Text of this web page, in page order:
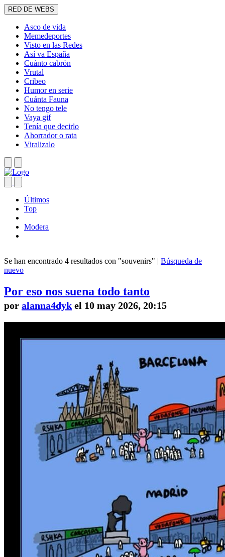
RED DE WEBS
Asco de vida
Memedeportes
Visto en las Redes
Así va España
Cuánto cabrón
Vrutal
Cribeo
Humor en serie
Cuánta Fauna
No tengo tele
Vaya gif
Tenía que decirlo
Ahorrador o rata
Viralizalo
Últimos
Top
Modera
Se han encontrado 4 resultados con "souvenirs" | Búsqueda de
nuevo
Por eso nos suena todo tanto
por alanna4dyk el 10 may 2026, 20:15